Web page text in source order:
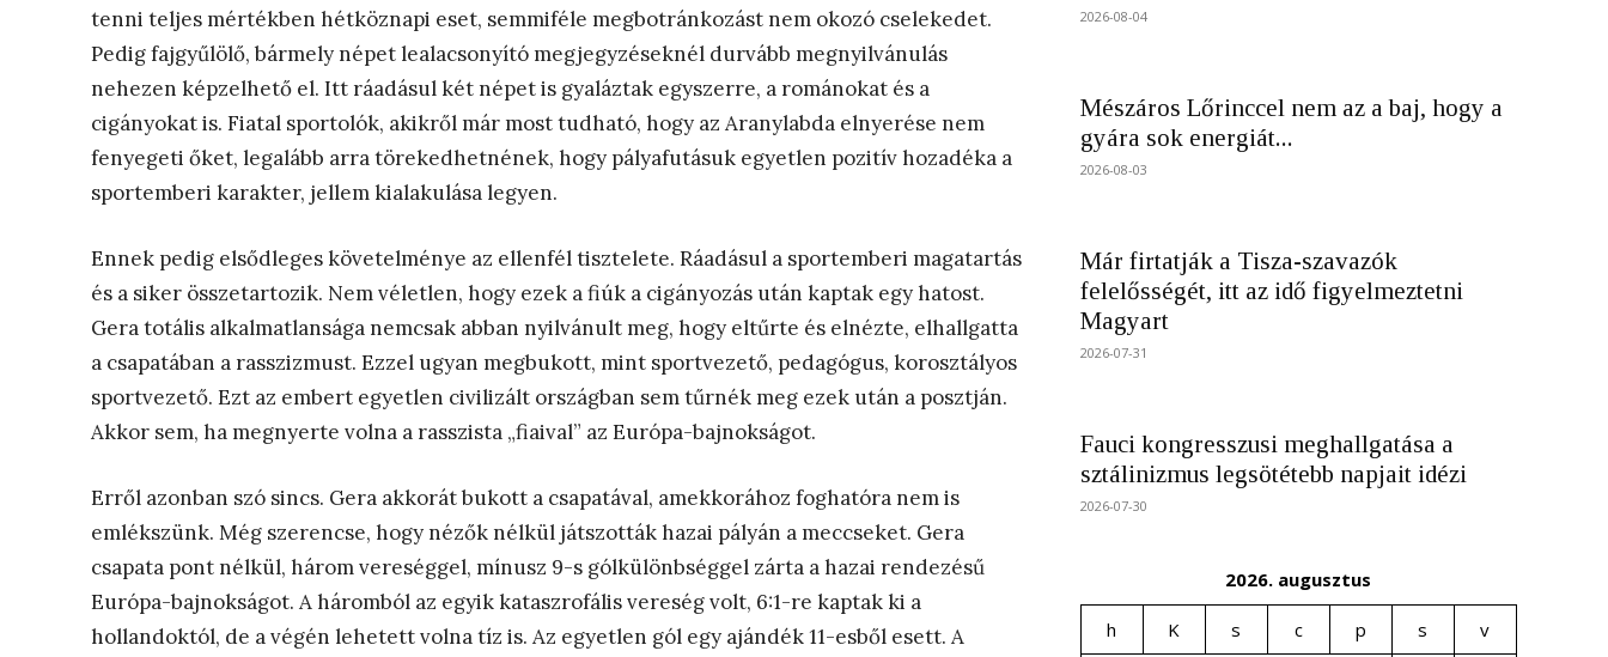
tenni teljes mértékben hétköznapi eset, semmiféle megbotránkozást nem okozó cselekedet.
Pedig fajgyűlölő, bármely népet lealacsonyító megjegyzéseknél durvább megnyilvánulás
nehezen képzelhető el. Itt ráadásul két népet is gyaláztak egyszerre, a románokat és a
cigányokat is. Fiatal sportolók, akikről már most tudható, hogy az Aranylabda elnyerése nem
fenyegeti őket, legalább arra törekedhetnének, hogy pályafutásuk egyetlen pozitív hozadéka a
sportemberi karakter, jellem kialakulása legyen.
Ennek pedig elsődleges követelménye az ellenfél tisztelete. Ráadásul a sportemberi magatartás
és a siker összetartozik. Nem véletlen, hogy ezek a fiúk a cigányozás után kaptak egy hatost.
Gera totális alkalmatlansága nemcsak abban nyilvánult meg, hogy eltűrte és elnézte, elhallgatta
a csapatában a rasszizmust. Ezzel ugyan megbukott, mint sportvezető, pedagógus, korosztályos
sportvezető. Ezt az embert egyetlen civilizált országban sem tűrnék meg ezek után a posztján.
Akkor sem, ha megnyerte volna a rasszista „fiaival” az Európa-bajnokságot.
Erről azonban szó sincs. Gera akkorát bukott a csapatával, amekkorához foghatóra nem is
emlékszünk. Még szerencse, hogy nézők nélkül játszották hazai pályán a meccseket. Gera
csapata pont nélkül, három vereséggel, mínusz 9-s gólkülönbséggel zárta a hazai rendezésű
Európa-bajnokságot. A háromból az egyik kataszrofális vereség volt, 6:1-re kaptak ki a
hollandoktól, de a végén lehetett volna tíz is. Az egyetlen gól egy ajándék 11-esből esett. A
2026-08-04
Mészáros Lőrinccel nem az a baj, hogy a
gyára sok energiát...
2026-08-03
Már firtatják a Tisza-szavazók
felelősségét, itt az idő figyelmeztetni
Magyart
2026-07-31
Fauci kongresszusi meghallgatása a
sztálinizmus legsötétebb napjait idézi
2026-07-30
2026. augusztus
h K s c p s
v